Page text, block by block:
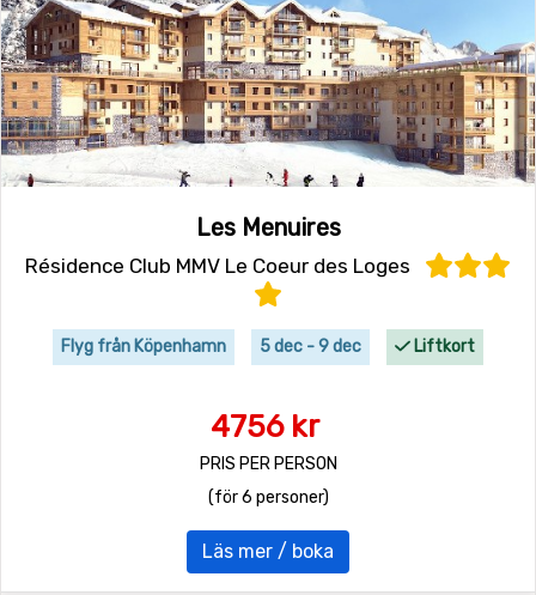
Les Menuires
Résidence Club MMV Le Coeur des Loges
Flyg från Köpenhamn 5 dec - 9 dec Liftkort
4756 kr
PRIS PER PERSON
(för 6 personer)
Läs mer / boka